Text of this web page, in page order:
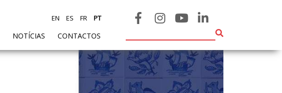
NOTÍCIAS CONTACTOS
EN ES FR PT